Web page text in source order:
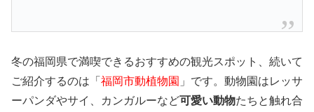
冬の福岡県で満喫できるおすすめの観光スポット、続いて
ご紹介するのは「 福岡市動植物園 」です。動物園はレッサ
ーパンダやサイ、カンガルーなど可愛い動物たちと触れ合